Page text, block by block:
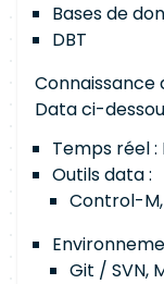
Bases de
DBT
Connaissance
Data ci-
Temps réel :
Outils data :
Control-
Git / SVN,